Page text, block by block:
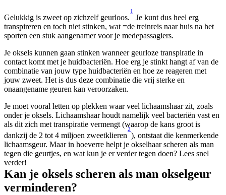
Gelukkig is zweet op zichzelf geurloos.
1
Je kunt dus heel erg
transpireren en toch niet stinken, wat =de treinreis naar huis na het
sporten een stuk aangenamer voor je medepassagiers.
Je oksels kunnen gaan stinken wanneer geurloze transpiratie in
contact komt met je huidbacteriën. Hoe erg je stinkt hangt af van de
combinatie van jouw type huidbacteriën en hoe ze reageren met
jouw zweet. Het is dus deze combinatie die vrij sterke en
onaangename geuren kan veroorzaken.
Je moet vooral letten op plekken waar veel lichaamshaar zit, zoals
onder je oksels. Lichaamshaar houdt namelijk veel bacteriën vast en
als dit zich met transpiratie vermengt (waarop de kans groot is
dankzij de 2 tot 4 miljoen zweetklieren
2
), ontstaat die kenmerkende
lichaamsgeur. Maar in hoeverre helpt je okselhaar scheren als man
tegen die geurtjes, en wat kun je er verder tegen doen? Lees snel
verder!
Kan je oksels scheren als man okselgeur
verminderen?